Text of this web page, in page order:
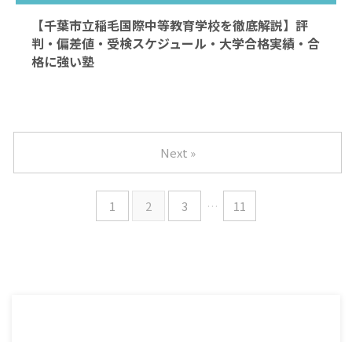
【千葉市立稲毛国際中等教育学校を徹底解説】評
判・偏差値・受検スケジュール・大学合格実績・合
格に強い塾
1 2 3 … 11
Next »